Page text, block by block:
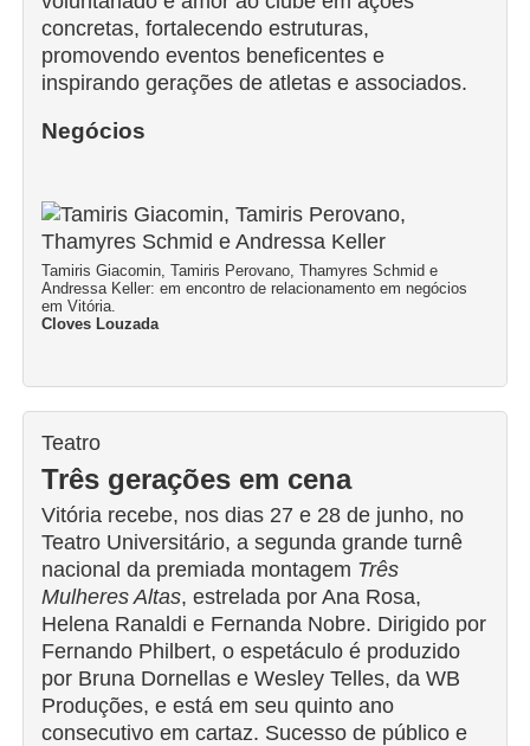
concretas, fortalecendo estruturas,
promovendo eventos beneficentes e
inspirando gerações de atletas e associados.
Negócios
Tamiris Giacomin, Tamiris Perovano, Thamyres Schmid e
Andressa Keller: em encontro de relacionamento em negócios
em Vitória.
Cloves Louzada
Teatro
Três gerações em cena
Vitória recebe, nos dias 27 e 28 de junho, no
Teatro Universitário, a segunda grande turnê
nacional da premiada montagem Três
Mulheres Altas, estrelada por Ana Rosa,
Helena Ranaldi e Fernanda Nobre. Dirigido por
Fernando Philbert, o espetáculo é produzido
por Bruna Dornellas e Wesley Telles, da WB
Produções, e está em seu quinto ano
consecutivo em cartaz. Sucesso de público e